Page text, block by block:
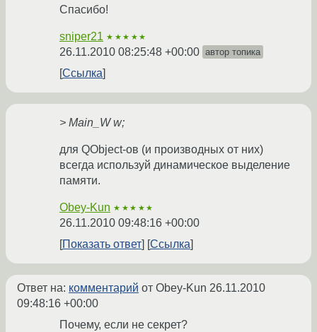
Спасибо!
sniper21 ★★★★★
26.11.2010 08:25:48 +00:00 автор топика
Ссылка
> Main_W w;
для QObject-ов (и производных от них)
всегда используй динамическое выделение
памяти.
Obey-Kun ★★★★★
26.11.2010 09:48:16 +00:00
Показать ответ
Ссылка
Ответ на: комментарий от Obey-Kun 26.11.2010
09:48:16 +00:00
Почему, если не секрет?